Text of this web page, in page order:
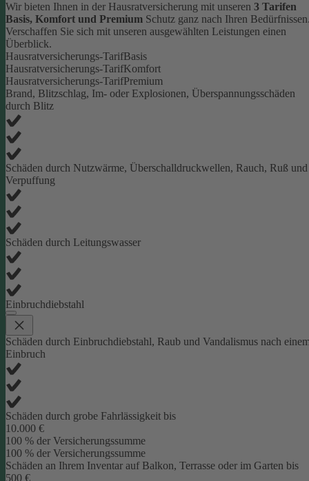
Wir bieten Ihnen in der Hausratversicherung mit unseren 3 Tarifen
Basis, Komfort und Premium Schutz ganz nach Ihren
Verschaffen Sie sich mit unseren ausgewählten Leistungen einen
Überblick.
Hausratversicherungs-TarifBasis
Hausratversicherungs-TarifKomfort
Hausratversicherungs-TarifPremium
Brand, Blitzschlag, Im- oder Explosionen, Überspannungsschäden
durch Blitz
Schäden durch Nutzwärme, Überschalldruckwellen, Rauch, Ruß und
Verpuffung
Schäden durch Leitungswasser
Einbruchdiebstahl
Schäden durch Einbruchdiebstahl, Raub und Vandalismus nach
Einbruch
Schäden durch grobe Fahrlässigkeit bis
10.000 €
100 % der Versicherungssumme
100 % der Versicherungssumme
Schäden an Ihrem Inventar auf Balkon, Terrasse oder im Garten bis
500 €